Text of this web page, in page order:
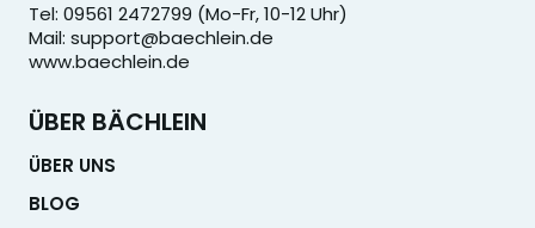
Tel: 09561 2472799 (Mo-Fr, 10-12 Uhr)
Mail: support@baechlein.de
www.baechlein.de
ÜBER BÄCHLEIN
ÜBER UNS
BLOG